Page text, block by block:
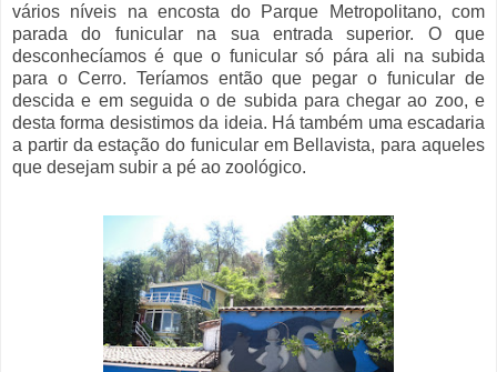
vários níveis na encosta do Parque Metropolitano, com
parada do funicular na sua entrada superior. O que
desconhecíamos é que o funicular só pára ali na subida
para o Cerro. Teríamos então que pegar o funicular de
descida e em seguida o de subida para chegar ao zoo, e
desta forma desistimos da ideia. Há também uma escadaria
a partir da estação do funicular em Bellavista, para aqueles
que desejam subir a pé ao zoológico.